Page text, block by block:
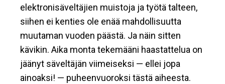
elektronisäveltäjien muistoja ja työtä talteen,
siihen ei kenties ole enää mahdollisuutta
muutaman vuoden päästä. Ja näin sitten
kävikin. Aika monta tekemääni haastattelua on
jäänyt säveltäjän viimeiseksi — ellei jopa
ainoaksi! — puheenvuoroksi tästä aiheesta.